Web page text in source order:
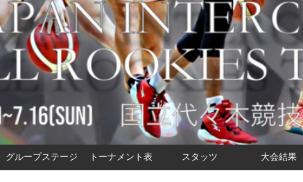
グループステージ トーナメント表 スタッツ 大会結果